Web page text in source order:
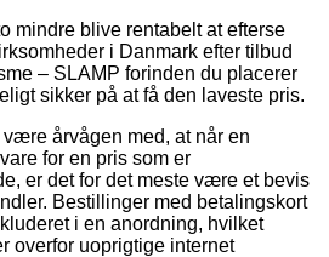
mindre blive rentabelt at efterse
i Danmark efter tilbud
– SLAMP forinden du placerer
sikker på at få den laveste pris.
årvågen med, at når en
for en pris som er
er det for det meste være et bevis
Bestillinger med betalingskort
i en anordning, hvilket
overfor uoprigtige internet